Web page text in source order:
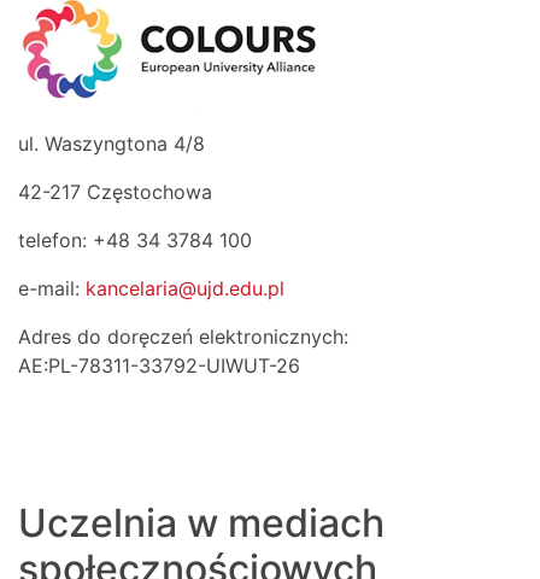
ul. Waszyngtona 4/8
42-217 Częstochowa
telefon: +48 34 3784 100
e-mail: kancelaria@ujd.edu.pl
Adres do doręczeń elektronicznych:
AE:PL-78311-33792-UIWUT-26
Uczelnia w mediach
społecznościowych